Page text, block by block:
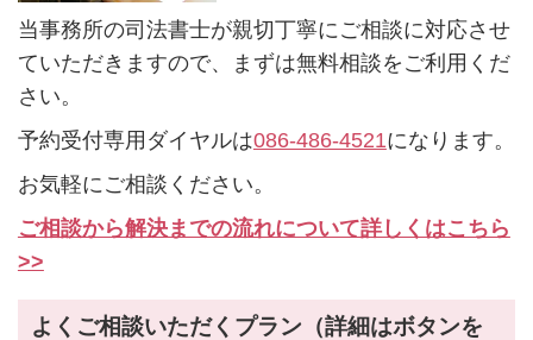
当事務所の司法書士が親切丁寧にご相談に対応させ
ていただきますので、まずは無料相談をご利用くだ
さい。
予約受付専用ダイヤルは086-486-4521になります。
お気軽にご相談ください。
ご相談から解決までの流れについて詳しくはこちら
>>
よくご相談いただくプラン（詳細はボタンを